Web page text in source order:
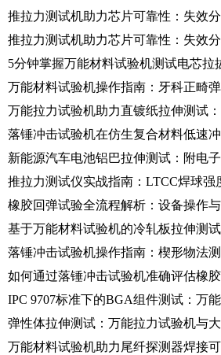
推拉力测试机助力芯片可靠性：失效
推拉力测试机助力芯片可靠性：失效
5分钟掌握万能材料试验机测试电芯拉
万能材料试验机操作指南：牙科正畸
万能拉力试验机助力直镀纸拉伸测试
落锤冲击试验机在仿生复合材料低速
新能源汽车电池铝巴拉伸测试：附电
橡胶回弹试验全流程解析：设备操作
基于万能材料试验机的冷轧板拉伸测
万能材料试验机助力尾纤探测器焊接